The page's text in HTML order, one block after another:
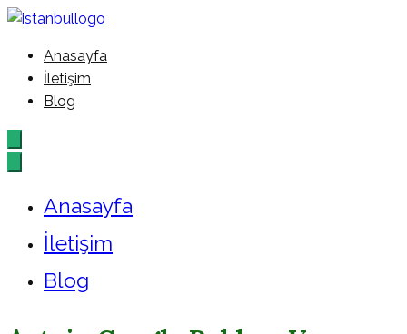
İçeriğe
İstanbul – Google – Reklam –
Ajansı
Anasayfa
İletişim
Blog
Anasayfa
İletişim
Blog